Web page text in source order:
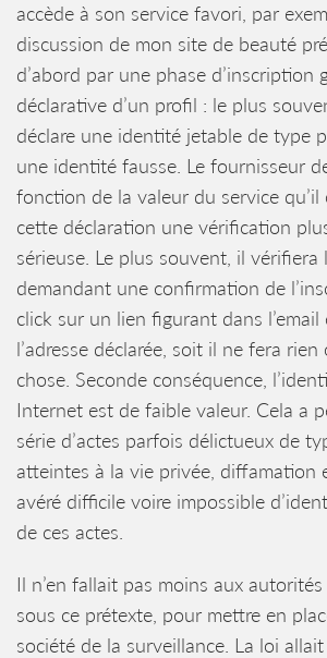
accède à son service favori, par
discussion de mon site de beauté
d’abord par une phase d’inscription
déclarative d’un profil : le plus
déclare une identité jetable de type
une identité fausse. Le fournisseur
fonction de la valeur du service
cette déclaration une vérification
sérieuse. Le plus souvent, il vérifiera
demandant une confirmation de
click sur un lien figurant dans l’email
l’adresse déclarée, soit il ne fera
chose. Seconde conséquence,
Internet est de faible valeur. Cela a
série d’actes parfois délictueux de
atteintes à la vie privée, diffamation
avéré difficile voire impossible
de ces actes.
Il n’en fallait pas moins aux
sous ce prétexte, pour mettre en
société de la surveillance. La loi